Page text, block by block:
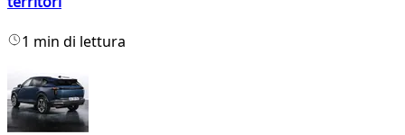
1 min di lettura